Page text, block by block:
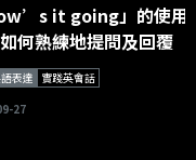
it going」的使用
何熟練地提問及回覆
表達 實踐英會話
27